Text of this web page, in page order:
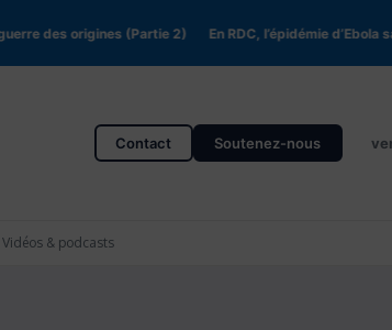
des origines (Partie 2) En RDC, l’épidémie d’Ebola
Contact Soutenez-nous
Vidéos & podcasts